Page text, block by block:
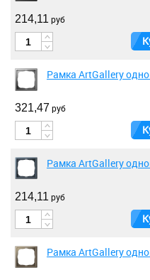
214,11 руб
Рамка ArtGallery
321,47 руб
Рамка ArtGallery
214,11 руб
Рамка ArtGallery